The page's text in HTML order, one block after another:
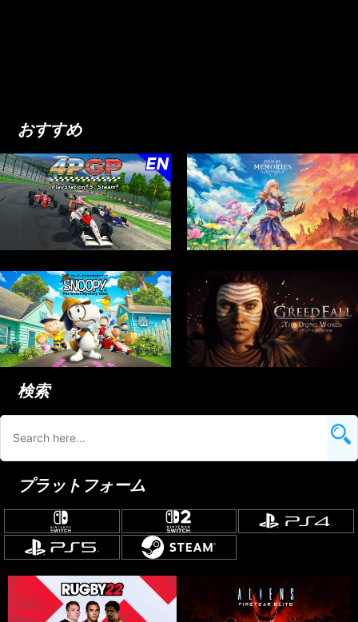
おすすめ
検索
プラットフォーム